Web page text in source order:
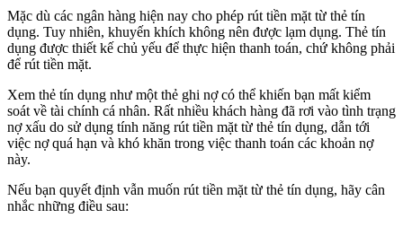
Mặc dù các ngân hàng hiện nay cho phép rút tiền mặt từ thẻ tín
dụng. Tuy nhiên, khuyến khích không nên được lạm dụng. Thẻ tín
dụng được thiết kế chủ yếu để thực hiện thanh toán, chứ không phải
để rút tiền mặt.
Xem thẻ tín dụng như một thẻ ghi nợ có thể khiến bạn mất kiểm
soát về tài chính cá nhân. Rất nhiều khách hàng đã rơi vào tình trạng
nợ xấu do sử dụng tính năng rút tiền mặt từ thẻ tín dụng, dẫn tới
việc nợ quá hạn và khó khăn trong việc thanh toán các khoản nợ
này.
Nếu bạn quyết định vẫn muốn rút tiền mặt từ thẻ tín dụng, hãy cân
nhắc những điều sau: